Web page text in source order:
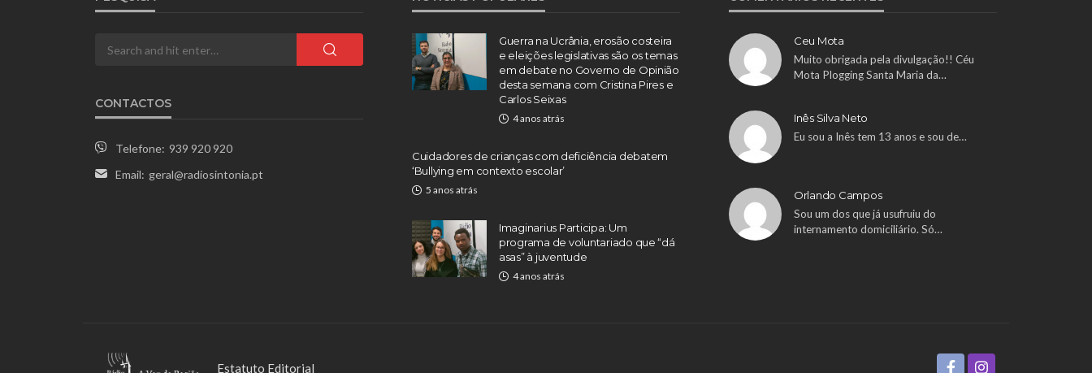
CONTACTOS
Telefone: 939 920 920
Email: geral@radiosintonia.pt
Guerra na Ucrânia, erosão costeira
e eleições legislativas são os temas
em debate no Governo de Opinião
desta semana com Cristina Pires e
Carlos Seixas
4 anos atrás
Cuidadores de crianças com deficiência debatem
‘Bullying em contexto escolar’
5 anos atrás
Imaginarius Participa: Um
programa de voluntariado que “dá
asas” à juventude
4 anos atrás
Ceu Mota
Muito obrigada pela divulgação!! Céu
Mota Plogging Santa Maria da…
Inês Silva Neto
Eu sou a Inês tem 13 anos e sou de…
Orlando Campos
Sou um dos que já usufruiu do
internamento domiciliário. Só…
Estatuto Editorial